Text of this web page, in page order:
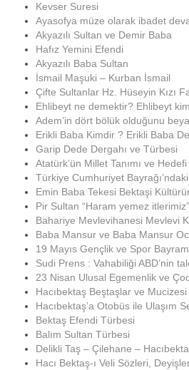
Kevser Suresi
Ayasofya müze olarak ibadet
Akyazılı Sultan ve Demir Baba
Hafız Yemini Efendi
Akyazılı Baba Sultan
İsmail Maşuki – Kurban İsmail
Çifte Sultanlar Hz. Hüseyin Kızı
Ehlibeyt ne demektir? Ehlibeyt
Adem’in dört bölük olduğunu
Erikli Baba Kimdir ? Erikli Baba
Garip Dede Dergahı ve Türbesi
Atatürk’ün Millet Tanımı ve Hedefi
Türkiye Cumhuriyet
Emin Baba Tekesi Bektaşi
Pir Sultan “Haram yemez itlerimiz”
Bahariye Mevlevihanesi Mevlevi
Baba Mansur ve Baba Mansur
19 Mayıs Gençlik ve Spor
Sudi Prens : Vahabiliği ABD’nin
23 Nisan Ulusal Egemenlik ve
Hacıbektaş Beştaşlar ve Mucizesi
Hacıbektaş’a Otobüs ile Ulaşım
Bektaş Efendi Türbesi
Balım Sultan Türbesi
Delikli Taş – Çilehane –
Hacı Bektaş-ı Veli Sözleri,